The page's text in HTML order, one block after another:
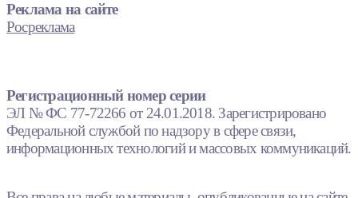
Реклама на сайте
Росреклама
Регистрационный номер серии
ЭЛ № ФС 77-72266 от 24.01.2018. Зарегистрировано
Федеральной службой по надзору в сфере связи,
информационных технологий и массовых коммуникаций.